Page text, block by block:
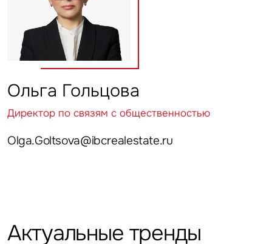
Ольга Гольцова
Директор по связям с общественностью
Olga.Goltsova@ibcrealestate.ru
Актуальные тренды